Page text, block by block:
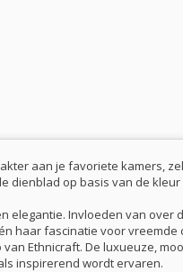
aan je favoriete kamers,
dienblad op basis van de
elegantie. Invloeden van over
haar fascinatie voor vreemde
Ethnicraft. De luxueuze,
inspirerend wordt ervaren.